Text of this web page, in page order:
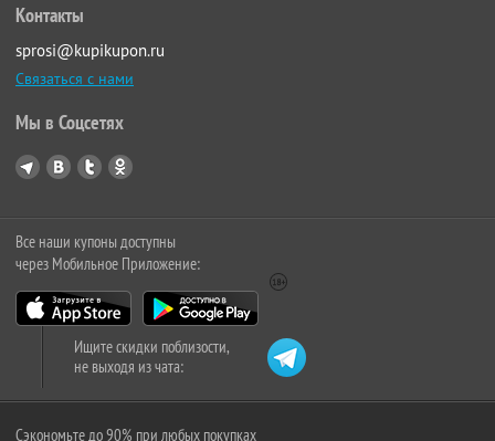
Контакты
sprosi@kupikupon.ru
Связаться с нами
Мы в Соцсетях
Все наши купоны доступны
через Мобильное Приложение:
Ищите скидки поблизости,
не выходя из чата:
Сэкономьте до 90% при любых покупках